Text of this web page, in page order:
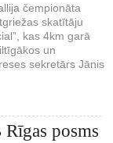
čempionāta
skatītāju
kas 4km garā
un
sekretārs Jānis
posms